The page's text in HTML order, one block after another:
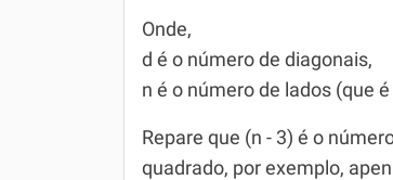
Onde,
d é o número de diagonais,
n é o número de lados (que
Repare que (n - 3) é o
quadrado, por exemplo,